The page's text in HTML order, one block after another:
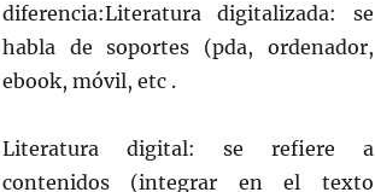
diferencia:Literatura digitalizada: se
habla de soportes (pda, ordenador,
ebook, móvil, etc .
Literatura digital: se refiere a
contenidos (integrar en el texto